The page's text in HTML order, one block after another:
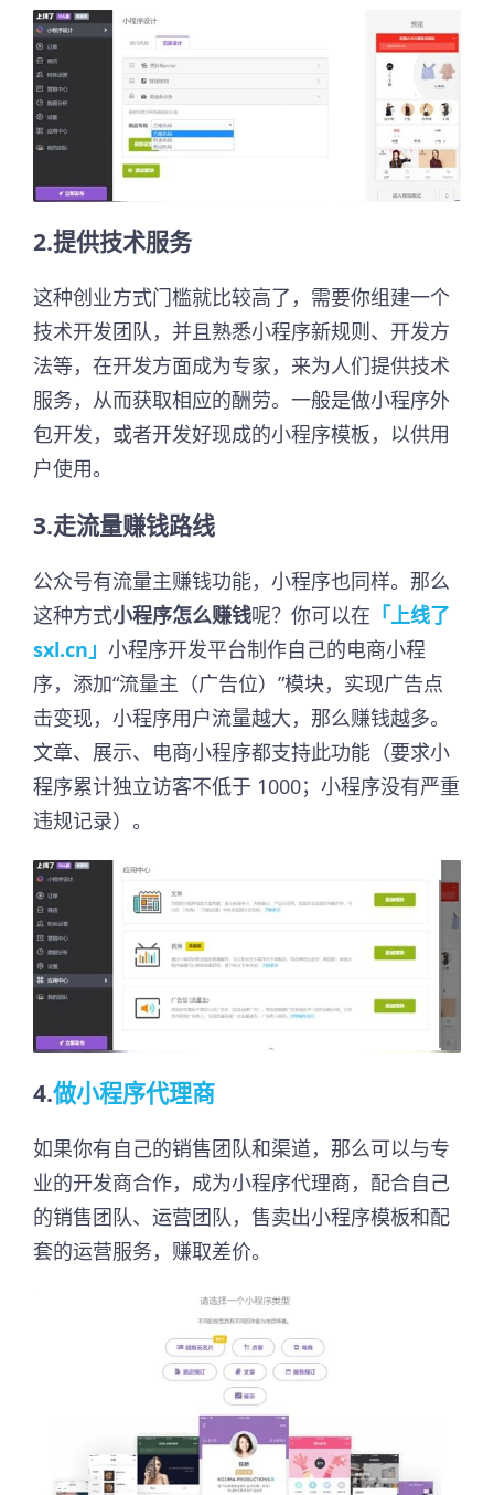
2.提供技术服务
这种创业方式门槛就比较高了，需要你组建一个
技术开发团队，并且熟悉小程序新规则、开发方
法等，在开发方面成为专家，来为人们提供技术
服务，从而获取相应的酬劳。一般是做小程序外
包开发，或者开发好现成的小程序模板，以供用
户使用。
3.走流量赚钱路线
公众号有流量主赚钱功能，小程序也同样。那么
这种方式小程序怎么赚钱呢？你可以在 「上线了
sxl.cn」 小程序开发平台制作自己的电商小程
序，添加“流量主（广告位）”模块，实现广告点
击变现，小程序用户流量越大，那么赚钱越多。
文章、展示、电商小程序都支持此功能（要求小
程序累计独立访客不低于 1000；小程序没有严重
违规记录）。
4.做小程序代理商
如果你有自己的销售团队和渠道，那么可以与专
业的开发商合作，成为小程序代理商，配合自己
的销售团队、运营团队，售卖出小程序模板和配
套的运营服务，赚取差价。